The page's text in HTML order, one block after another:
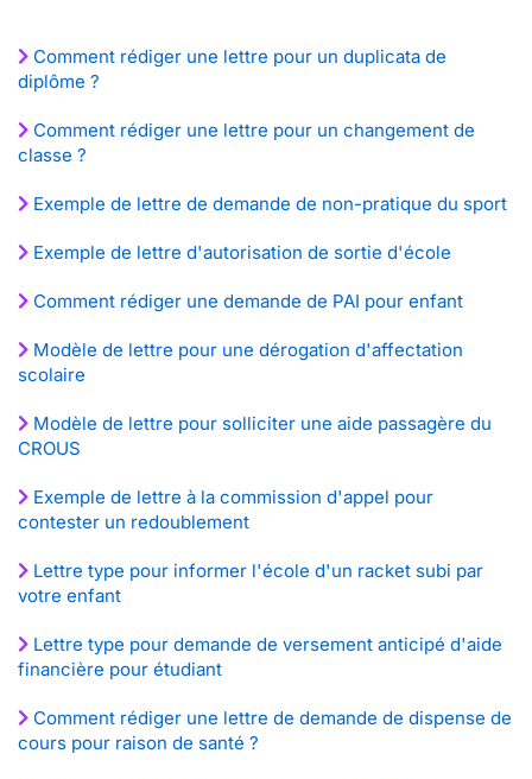
Comment rédiger une lettre pour un duplicata de
diplôme ?
Comment rédiger une lettre pour un changement de
classe ?
Exemple de lettre de demande de non-pratique du sport
Exemple de lettre d'autorisation de sortie d'école
Comment rédiger une demande de PAI pour enfant
Modèle de lettre pour une dérogation d'affectation
scolaire
Modèle de lettre pour solliciter une aide passagère du
CROUS
Exemple de lettre à la commission d'appel pour
contester un redoublement
Lettre type pour informer l'école d'un racket subi par
votre enfant
Lettre type pour demande de versement anticipé d'aide
financière pour étudiant
Comment rédiger une lettre de demande de dispense de
cours pour raison de santé ?